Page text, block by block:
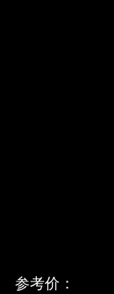
参考价：